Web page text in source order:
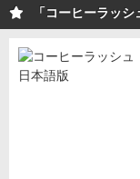
暇な時間
感的に分
ドが増
のはあ
運と戦
程度の
ってそ
「コーヒーラッ